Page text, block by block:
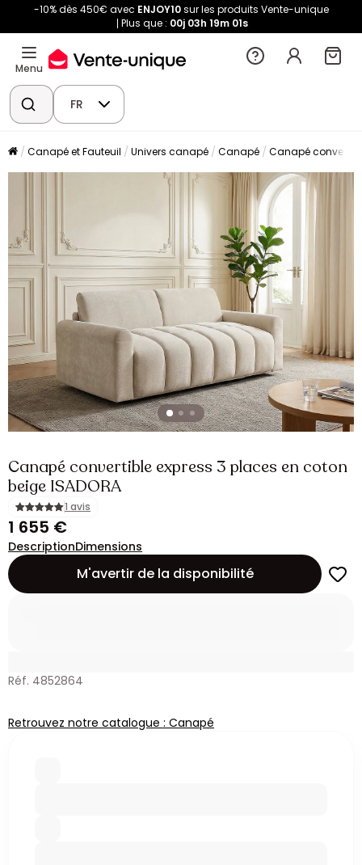
-10% dès 450€ avec ENJOY10sur les produits Vente-unique
Plus que : 00j 03h 19m 00s
Menu
FR
Canapé et Fauteuil Univers canapé Canapé Canapé
Canapé convertible express 3 places en coton
beige ISADORA
1 avis
1 655 €
DescriptionDimensions
M'avertir de la disponibilité
Réf. 4852864
Retrouvez notre catalogue : Canapé